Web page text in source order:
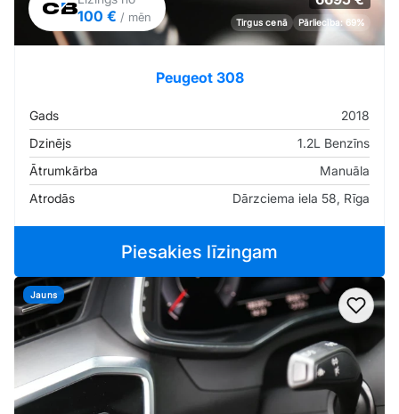
100 € / mēn Tirgus cenā Pārliecība: 69%
Peugeot 308
Gads
2018
Dzinējs
1.2L Benzīns
Ātrumkārba
Manuāla
Atrodās
Dārzciema iela 58, Rīga
Piesakies līzingam
Jauns